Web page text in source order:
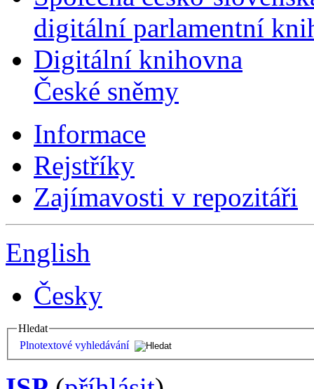
digitální parlamentní
Digitální knihovna
České sněmy
Informace
Rejstříky
Zajímavosti v repozitáři
English
Česky
Hledat
Plnotextové vyhledávání